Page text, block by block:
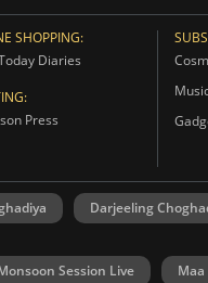
SHOPPING:
Diaries
Press
Darjeeling
Session Live